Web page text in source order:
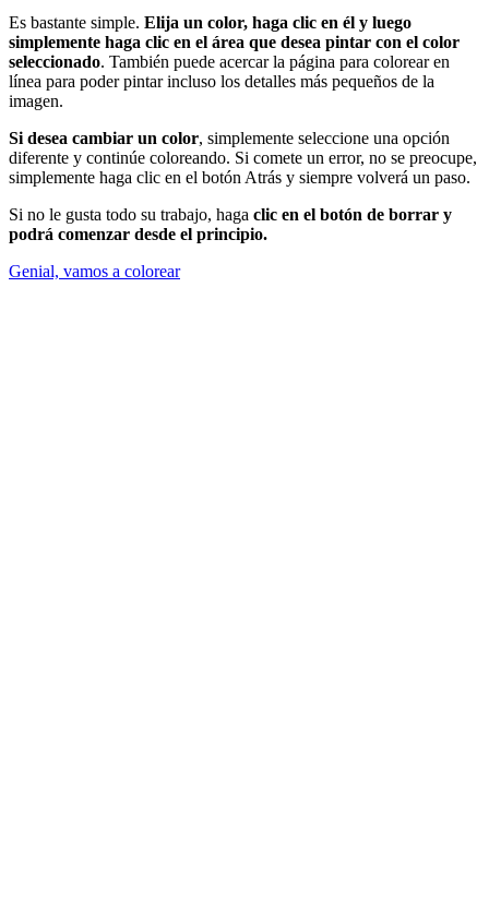
Es bastante simple. Elija un color, haga clic en él y luego
simplemente haga clic en el área que desea pintar con el color
seleccionado. También puede acercar la página para colorear en
línea para poder pintar incluso los detalles más pequeños de la
imagen.
Si desea cambiar un color, simplemente seleccione una opción
diferente y continúe coloreando. Si comete un error, no se preocupe,
simplemente haga clic en el botón Atrás y siempre volverá un paso.
Si no le gusta todo su trabajo, haga clic en el botón de borrar y
podrá comenzar desde el principio.
Genial, vamos a colorear